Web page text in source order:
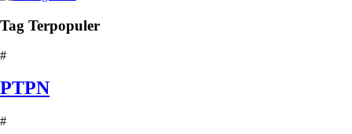
Tag Terpopuler
#
PTPN
#